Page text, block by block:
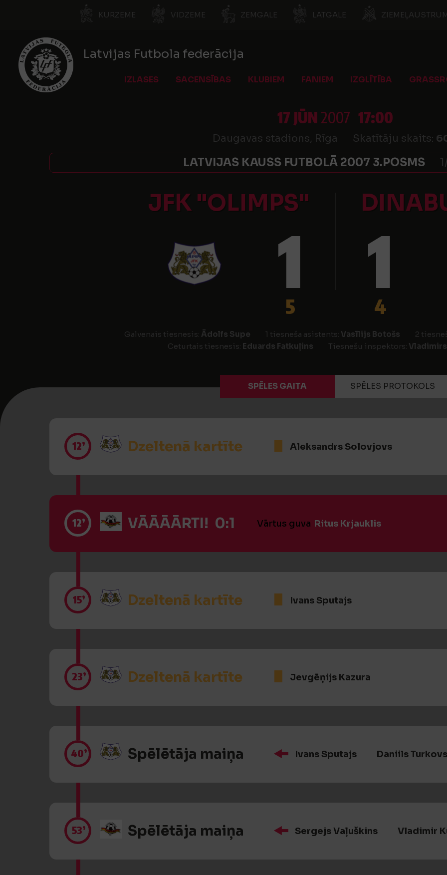
KURZEME VIDZEME ZEMGALE LATGALE
Latvijas Futbola federācija
IZLASES SACENSĪBAS KLUBIEM FANIEM IZGLĪTĪBA
17 JŪN2007 17:00
Daugavas stadions, Rīga Skatītāju skaits:
LATVIJAS KAUSS FUTBOLĀ 2007 3.POSMS
JFK "OLIMPS"
5 4
1 1
Galvenais tiesnesis: Ādolfs Supe 1 tiesneša asistents: Vasīlijs Botošs
2
Ceturtais tiesnesis: Eduards Fatkuļins Tiesnešu inspektors:
SPĒLES GAITA SPĒLES PROTOKOLS
12’ Dzeltenā kartīte Aleksandrs Solovjovs
12’ VĀĀĀĀRTI! 0:1 Vārtus guva Ritus Krjauklis
15’ Dzeltenā kartīte Ivans Sputajs
23’ Dzeltenā kartīte Jevgēņijs Kazura
40’ Spēlētāja maiņa Ivans Sputajs Daniils Turkovs
53’ Spēlētāja maiņa Sergejs Vaļuškins Vladimir